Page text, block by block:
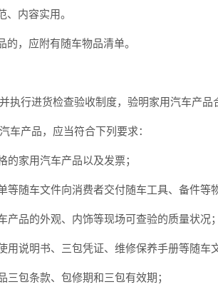
内容实用。
，应附有随车物品清单。
执行进货检查验收制度，验明家用汽车产品
车产品，应当符合下列要求：
家用汽车产品以及发票；
随车文件向消费者交付随车工具、备件等物
品的外观、内饰等现场可查验的质量状况；
说明书、三包凭证、维修保养手册等随车文
包条款、包修期和三包有效期；